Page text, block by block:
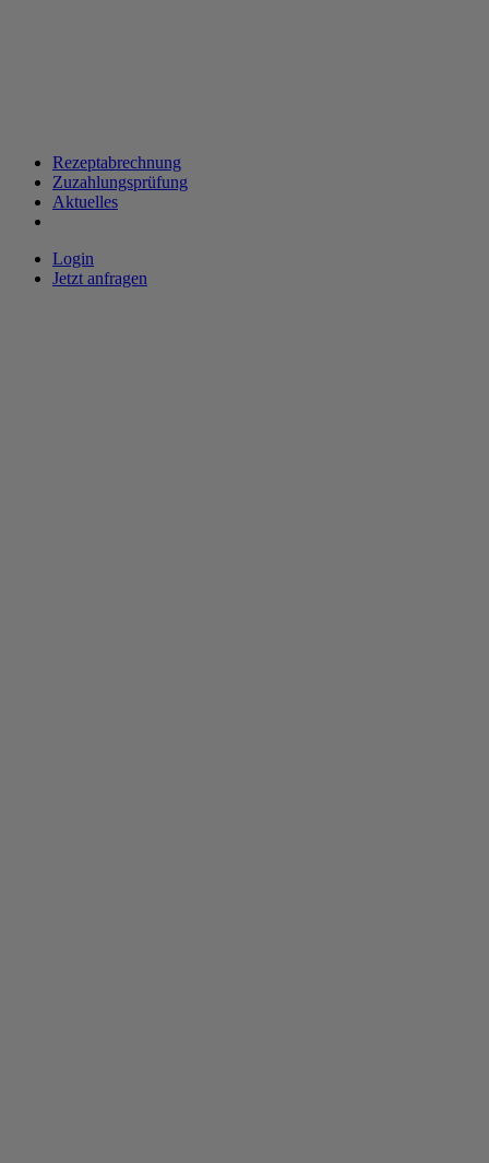
Rezeptabrechnung
Zuzahlungsprüfung
Aktuelles
Login
Jetzt anfragen